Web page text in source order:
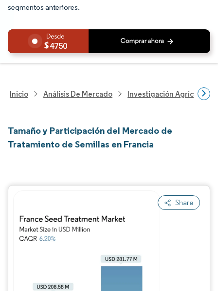
segmentos anteriores.
4750
Inicio Análisis De Mercado Investigación Agrícola
Tamaño y Participación del Mercado de
Tratamiento de Semillas en Francia
Share